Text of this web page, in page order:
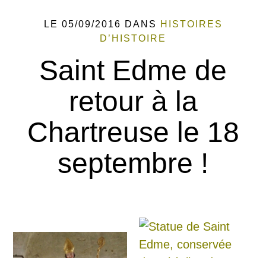
LE 05/09/2016 DANS
HISTOIRES
D’HISTOIRE
Saint Edme de
retour à la
Chartreuse le 18
septembre !